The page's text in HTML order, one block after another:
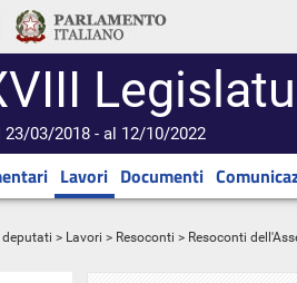
23/03/2018 - al 12/10/2022
Lavori Documenti
deputati > Lavori > Resoconti > Resoconti